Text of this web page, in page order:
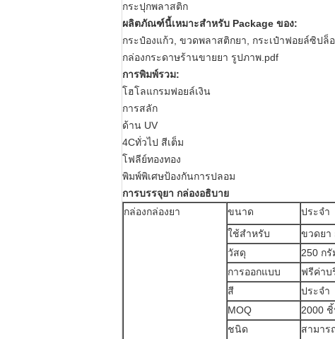
กระปุกพลาสติก
ผลิตภัณฑ์นี้เหมาะสําหรับ Package ของ:
กระป๋องแก้ว, ขวดพลาสติกยา, กระเป๋าฟอยล์ซิป
กล่องกระดาษร้านขายยา รูปภาพ.pdf
การพิมพ์รวม:
โฮโลแกรมฟอยล์เงิน
การสลัก
ด้าน UV
4Cทั่วไป สีเต็ม
โฟลีย์ทองทอง
พิมพ์พิเศษป้องกันการปลอม
การบรรจุยา กล่องอธิบาย
กล่องกล่องยา
ขนาด
ประจํา
ใช้สําหรับ
ขวดยา
วัสดุ
250 ก
การออกแบบ
ฟรีค่าบ
สี
ประจํา
MOQ
2000
ชนิด
สามาร